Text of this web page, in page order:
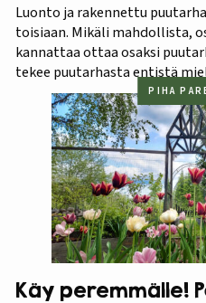
Luonto ja rakennettu
toisiaan. Mikäli mahdollista,
kannattaa ottaa osaksi
tekee puutarhasta entistä
PIHA
Käy peremmälle!